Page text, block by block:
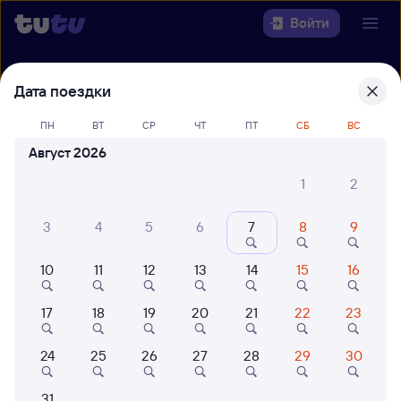
Войти
Выберите день, чтобы найти
Когда
Найти поезда
Дата поездки
ПН ВТ СР ЧТ ПТ СБ ВС
Август 2026
1
2
3 4 5 6 7 8 9
10 11 12 13 14 15 16
17 18 19 20 21 22 23
24 25 26 27 28 29 30